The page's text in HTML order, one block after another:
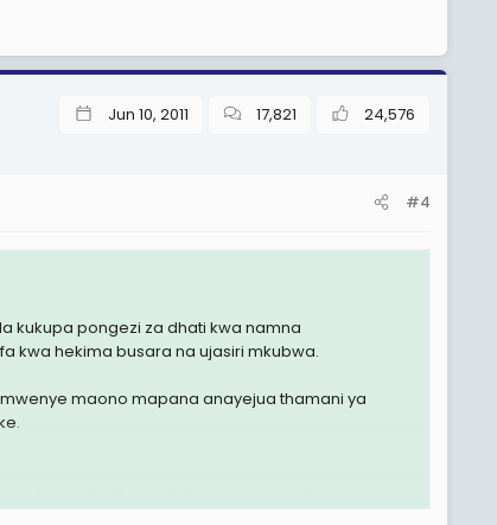
Jun 10, 2011 17,821 24,576
#4
kukupa pongezi za dhati kwa namna
kwa hekima busara na ujasiri mkubwa.
maono mapana anayejua thamani ya
yake duniani kwa misingi ya utu amani